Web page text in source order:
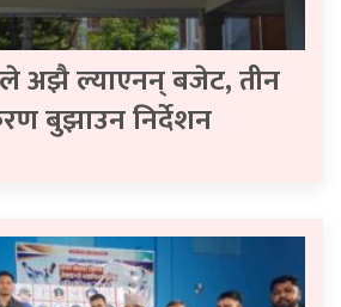
अझै ल्याएनन् बजेट, तीन
बुझाउन निर्देशन